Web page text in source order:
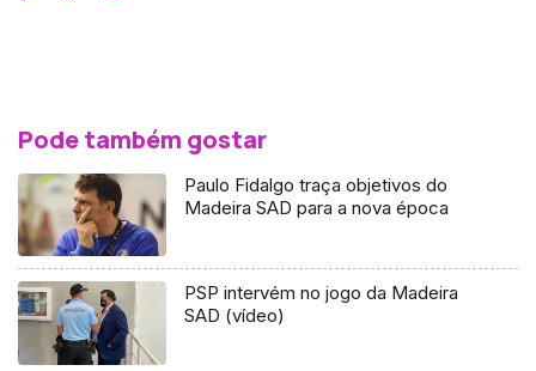
Pode também gostar
Paulo Fidalgo traça objetivos do
Madeira SAD para a nova época
PSP intervém no jogo da Madeira
SAD (vídeo)